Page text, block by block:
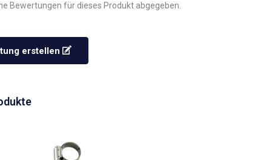
Bewertungen für dieses Produkt abgegeben.
erstellen